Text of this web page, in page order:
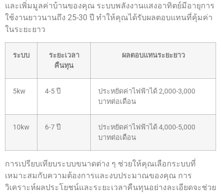
และเพิ่มมูลค่าบ้านของคุณ ระบบพลังงานแสงอาทิตย์มีอายุการ
ใช้งานยาวนานถึง 25-30 ปี ทำให้คุณได้รับผลตอบแทนที่คุ้มค่า
ในระยะยาว
ระบบ
ระยะเวลา
คืนทุน
ผลตอบแทนระยะยาว
5kw 4-5 ปี
ประหยัดค่าไฟฟ้าได้ 2,000-3,000
บาทต่อเดือน
10kw 6-7 ปี
ประหยัดค่าไฟฟ้าได้ 4,000-5,000
บาทต่อเดือน
การเปรียบเทียบระบบขนาดต่าง ๆ ช่วยให้คุณเลือกระบบที่
เหมาะสมกับความต้องการและงบประมาณของคุณ การ
วิเคราะห์ผลประโยชน์และระยะเวลาคืนทุนอย่างละเอียดจะช่วย